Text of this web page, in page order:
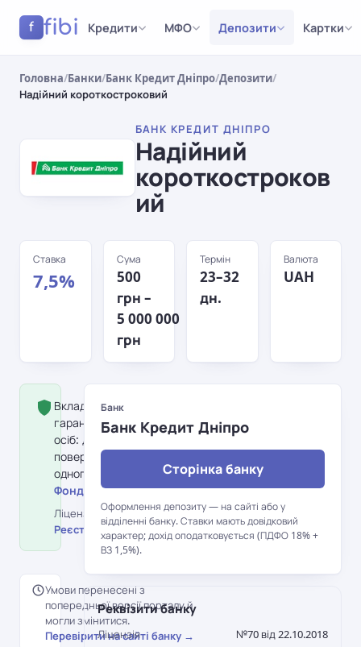
f fibi Кредити МФО Депозити Картки
Головна/Банки/Банк Кредит Дніпро/Депозити/
Надійний короткостроковий
БАНК КРЕДИТ ДНІПРО
Надійний
короткостроков
ий
Ставка
7,5%
Сума
500
грн –
5 000 000
грн
Термін
23–32
дн.
Валюта
UAH
Вклад застрахований Фондом
гарантування вкладів фізичних
осіб: держава гарантує
повернення до 600 000 грн на
одного вкладника в банку.
Фонд гарантування вкладів →
Ліцензія НБУ №70 від 22.10.2018 ·
Реєстр НБУ →
Умови перенесені з
попередньої версії порталу й
могли змінитися.
Перевірити на сайті банку →
Банк
Банк Кредит Дніпро
Сторінка банку
Оформлення депозиту — на сайті або у
відділенні банку. Ставки мають довідковий
характер; дохід оподатковується (ПДФО 18% +
ВЗ 1,5%).
Реквізити банку
Ліцензія
№70 від 22.10.2018